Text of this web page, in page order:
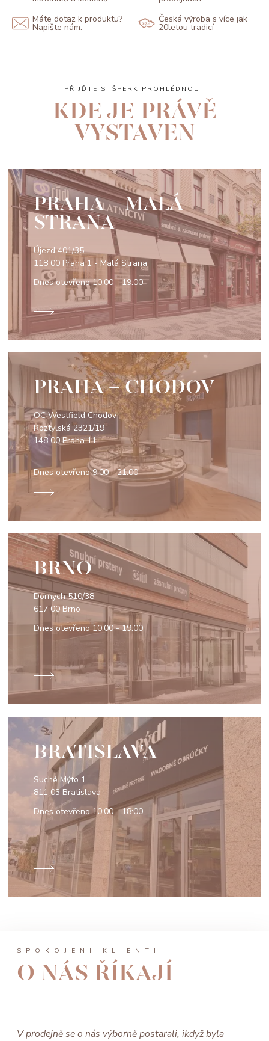
Máte dotaz k produktu?
Napište nám.
Česká výroba s více jak
20letou tradicí
PŘIJĎTE SI ŠPERK PROHLÉDNOUT
KDE JE PRÁVĚ
VYSTAVEN
PRAHA - MALÁ
STRANA
Újezd 401/35
118 00 Praha 1 - Malá Strana
Dnes otevřeno10:00 - 19:00
PRAHA - CHODOV
OC Westfield Chodov
Roztylská 2321/19
148 00 Praha 11
Dnes otevřeno9:00 - 21:00
BRNO
Dornych 510/38
617 00 Brno
Dnes otevřeno 10:00 - 19:00
BRATISLAVA
Suché Mýto 1
811 03 Bratislava
Dnes otevřeno10:00 - 18:00
SPOKOJENÍ KLIENTI
O NÁS ŘÍKAJÍ
V prodejně se o nás výborně postarali, ikdyž byla